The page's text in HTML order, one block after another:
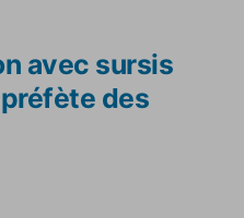
:
avec sursis
des